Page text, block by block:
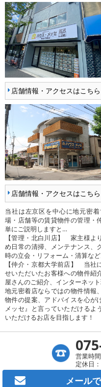
店舗情報・アクセスはこちら
店舗情報・アクセスはこちら
当社は左京区を中心に地元密
場・店舗等の賃貸物件の管理・
単にご説明しますと…
【管理・北白川店】 家主様よ
め日常の清掃、メンテナンス、
時の立会・リフォーム・清算など
【仲介・京都大学前店】 当社
せいただいたお客様への物件紹
屋さんのご紹介、インターネッ
地元密着店ならではの物件情報
物件の提案、アドバイスを心が
メッセ』と言っていただけるよ
いただけるお店を目指します！
営業時
定休日
メールで